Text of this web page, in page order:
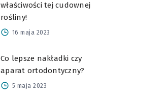
właściwości tej cudownej
rośliny!
16 maja 2023
Co lepsze nakładki czy
aparat ortodontyczny?
5 maja 2023